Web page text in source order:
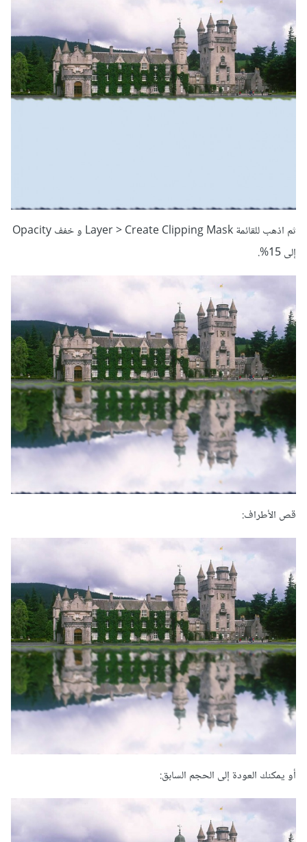
ثم اذهب للقائمة Layer > Create Clipping Mask و خفف Opacity
إلى 15%.
قص الأطراف:
أو يمكنك العودة إلى الحجم السابق: